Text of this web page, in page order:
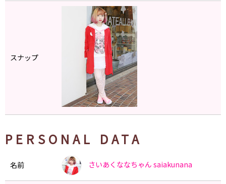
スナップ
PERSONAL DATA
名前 さいあくななちゃん saiakunana